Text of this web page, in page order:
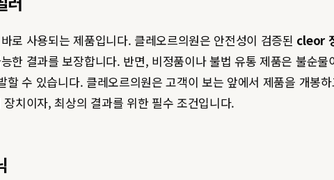
로 사용되는 제품입니다. 클레오르의원은 안전성이 검증된 cleor
한 결과를 보장합니다. 반면, 비정품이나 불법 유통 제품은 불순
할 수 있습니다. 클레오르의원은 고객이 보는 앞에서 제품을 개봉
치이자, 최상의 결과를 위한 필수 조건입니다.